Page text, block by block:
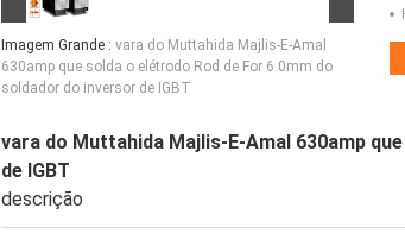
Imagem Grande : vara do Muttahida Majlis-E-Amal
630amp que solda o elétrodo Rod de For 6.0mm do
soldador do inversor de IGBT
vara do Muttahida Majlis-E-Amal 630amp
de IGBT
descrição